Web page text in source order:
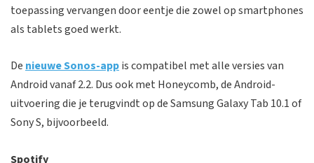
toepassing vervangen door eentje die zowel op smartphones
als tablets goed werkt.
De nieuwe Sonos-appis compatibel met alle versies van
Android vanaf 2.2. Dus ook met Honeycomb, de Android-
uitvoering die je terugvindt op de Samsung Galaxy Tab 10.1 of
Sony S, bijvoorbeeld.
Spotify